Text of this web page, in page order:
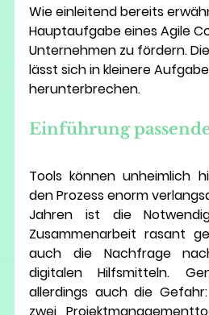
Wie einleitend bereits
Hauptaufgabe eines Agile
Unternehmen zu fördern.
lässt sich in kleinere
herunterbrechen.
Einführung
Tools können unheimlich
den Prozess enorm
Jahren ist die
Zusammenarbeit rasant
auch die Nachfrage
digitalen Hilfsmitteln.
allerdings auch die